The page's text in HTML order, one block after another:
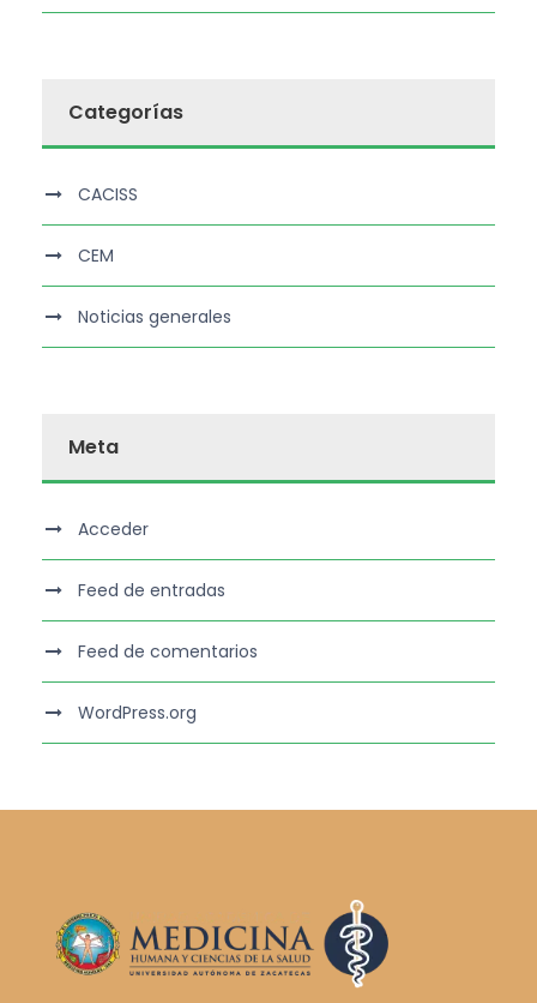
Categorías
CACISS
CEM
Noticias generales
Meta
Acceder
Feed de entradas
Feed de comentarios
WordPress.org